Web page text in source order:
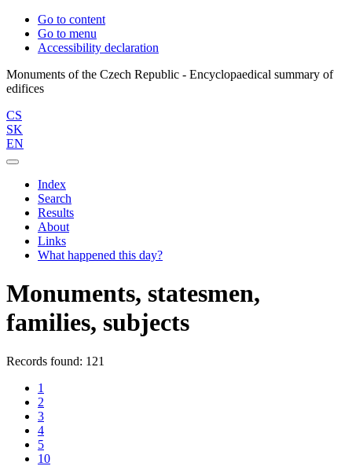
Go to content
Go to menu
Accessibility declaration
Monuments of the Czech Republic - Encyclopaedical summary of
CS
SK
EN
Index
Search
Results
About
Links
What happened this day?
Monuments, statesmen,
families, subjects
Records found: 121
1
2
3
4
5
10